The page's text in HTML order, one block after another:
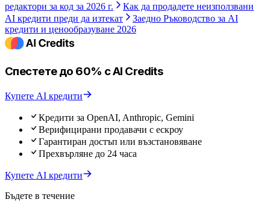
редактори за код за 2026 г.
Как да продадете неизползвани
AI кредити преди да изтекат
Заедно Ръководство за AI
кредити и ценообразуване 2026
Спестете до 60% с AI Credits
Купете AI кредити
Кредити за OpenAI, Anthropic, Gemini
Верифицирани продавачи с ескроу
Гарантиран достъп или възстановяване
Прехвърляне до 24 часа
Купете AI кредити
Бъдете в течение